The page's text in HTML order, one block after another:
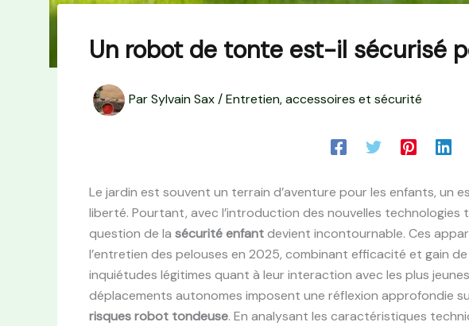
Un robot de tonte est-il sécurisé
ParSylvain Sax/Entretien, accessoires et sécurité
Le jardin est souvent un terrain d’aventure pour les enfants, un
liberté. Pourtant, avec l’introduction des nouvelles
question de la sécurité enfantdevient incontournable. Ces
l’entretien des pelouses en 2025, combinant efficacité et gain
inquiétudes légitimes quant à leur interaction avec les plus
déplacements autonomes imposent une réflexion approfondie
risques robot tondeuse. En analysant les caractéristiques